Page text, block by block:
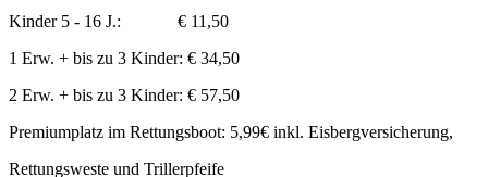
Kinder 5 - 16 J.: € 11,50
1 Erw. + bis zu 3 Kinder: € 34,50
2 Erw. + bis zu 3 Kinder: € 57,50
Premiumplatz im Rettungsboot: 5,99€ inkl. Eisbergversicherung,
Rettungsweste und Trillerpfeife